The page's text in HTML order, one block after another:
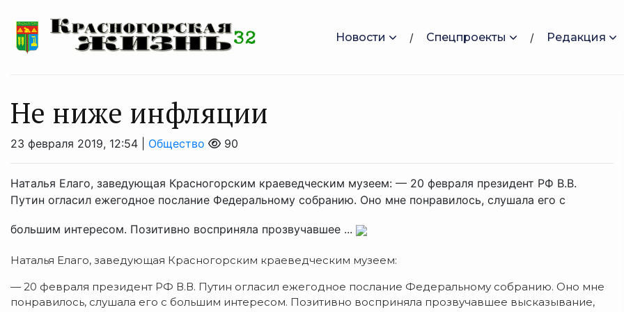
Новости Спецпроекты Редакция
Не ниже инфляции
23 февраля 2019, 12:54 | Общество 90
Наталья Елаго, заведующая Красногорским краеведческим музеем: — 20 февраля президент РФ В.В.
Путин огласил ежегодное послание Федеральному собранию. Оно мне понравилось, слушала его с
большим интересом. Позитивно восприняла прозвучавшее ...
Наталья Елаго, заведующая Красногорским краеведческим музеем:
— 20 февраля президент РФ В.В. Путин огласил ежегодное послание Федеральному собранию. Оно мне
понравилось, слушала его с большим интересом. Позитивно восприняла прозвучавшее высказывание,